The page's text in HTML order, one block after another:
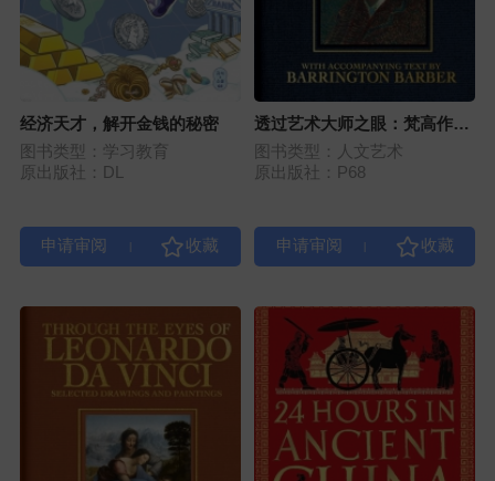
经济天才，解开金钱的秘密
图书类型：学习教育
原出版社：DL
透过艺术大师之眼：梵高作品
精选
图书类型：人文艺术
原出版社：P68